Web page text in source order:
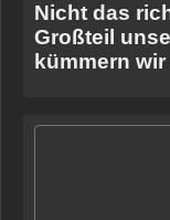
Nicht das
Großteil
kümmern